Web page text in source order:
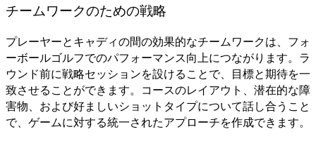
チームワークのための戦略
プレーヤーとキャディの間の効果的なチームワークは、フォ
ーボールゴルフでのパフォーマンス向上につながります。ラ
ウンド前に戦略セッションを設けることで、目標と期待を一
致させることができます。コースのレイアウト、潜在的な障
害物、および好ましいショットタイプについて話し合うこと
で、ゲームに対する統一されたアプローチを作成できます。